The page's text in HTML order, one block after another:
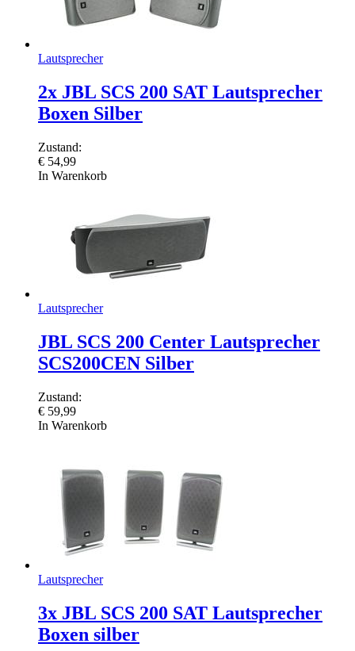
Lautsprecher
2x JBL SCS 200 SAT Lautsprecher
Boxen Silber
Zustand:
€ 54,99
In Warenkorb
Lautsprecher
JBL SCS 200 Center Lautsprecher
SCS200CEN Silber
Zustand:
€ 59,99
In Warenkorb
Lautsprecher
3x JBL SCS 200 SAT Lautsprecher
Boxen silber